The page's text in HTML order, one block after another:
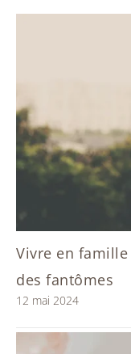
Vivre en famille
des fantômes
12 mai 2024